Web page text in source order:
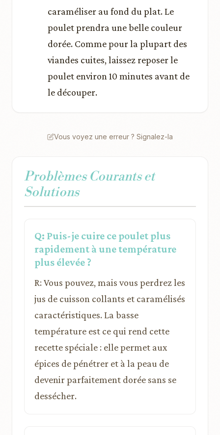
caraméliser au fond du plat. Le
poulet prendra une belle couleur
dorée. Comme pour la plupart des
viandes cuites, laissez reposer le
poulet environ 10 minutes avant de
le découper.
Vous voyez une erreur ? Signalez-la
Problèmes Courants et
Solutions
Q: Puis-je cuire ce poulet plus
rapidement à une température
plus élevée ?
R: Vous pouvez, mais vous perdrez les
jus de cuisson collants et caramélisés
caractéristiques. La basse
température est ce qui rend cette
recette spéciale : elle permet aux
épices de pénétrer et à la peau de
devenir parfaitement dorée sans se
dessécher.